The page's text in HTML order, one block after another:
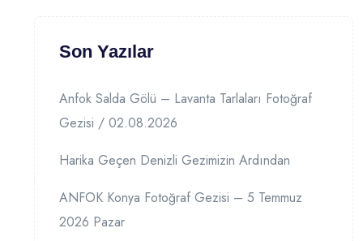
Son Yazılar
Anfok Salda Gölü – Lavanta Tarlaları Fotoğraf
Gezisi / 02.08.2026
Harika Geçen Denizli Gezimizin Ardından
ANFOK Konya Fotoğraf Gezisi – 5 Temmuz
2026 Pazar